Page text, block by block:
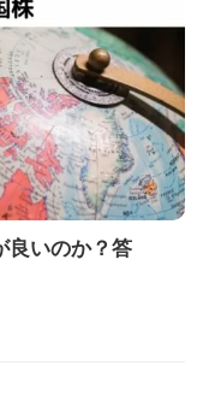
良いのか？答